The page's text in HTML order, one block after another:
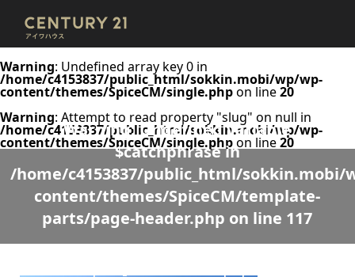
Warning: Undefined array key 0 in
/home/c4153837/public_html/sokkin.mobi/wp/wp-
content/themes/SpiceCM/single.phpon line20
Warning: Attempt to read property "slug" on null in
/home/c4153837/public_html/sokkin.mobi/wp/wp-
content/themes/SpiceCM/single.phpon line20
Warning: Undefined variable
$catchphrase in
/home/c4153837/public_html/sokkin.mobi/
content/themes/SpiceCM/template-
parts/page-header.php on line 117